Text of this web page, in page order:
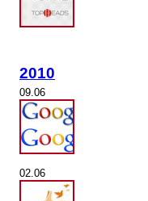
2010
09.06
02.06